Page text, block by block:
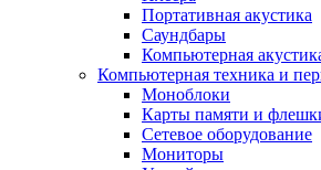
Портативная акустика
Саундбары
Компьютерная
Компьютерная техника и
Моноблоки
Карты памяти и
Сетевое оборудование
Мониторы